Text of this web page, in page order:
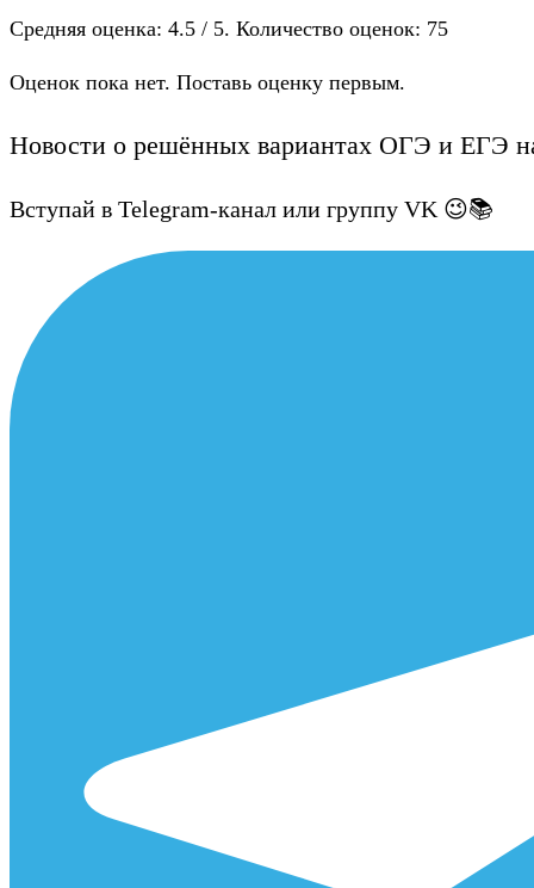
Средняя оценка: 4.5 / 5. Количество оценок: 75
Оценок пока нет. Поставь оценку первым.
Новости о решённых вариантах ОГЭ и ЕГЭ
Вступай в Telegram-канал или группу VK 😉📚